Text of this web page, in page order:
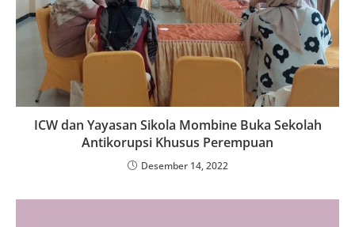
ICW dan Yayasan Sikola Mombine Buka Sekolah
Antikorupsi Khusus Perempuan
Desember 14, 2022